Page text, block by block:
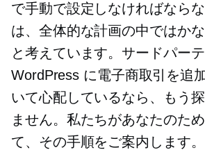
で手動で設定しなければなら
は、全体的な計画の中ではか
と考えています。サードパー
WordPress に電子商取引を追
いて心配しているなら、もう
ません。私たちがあなたのた
て、その手順をご案内します。